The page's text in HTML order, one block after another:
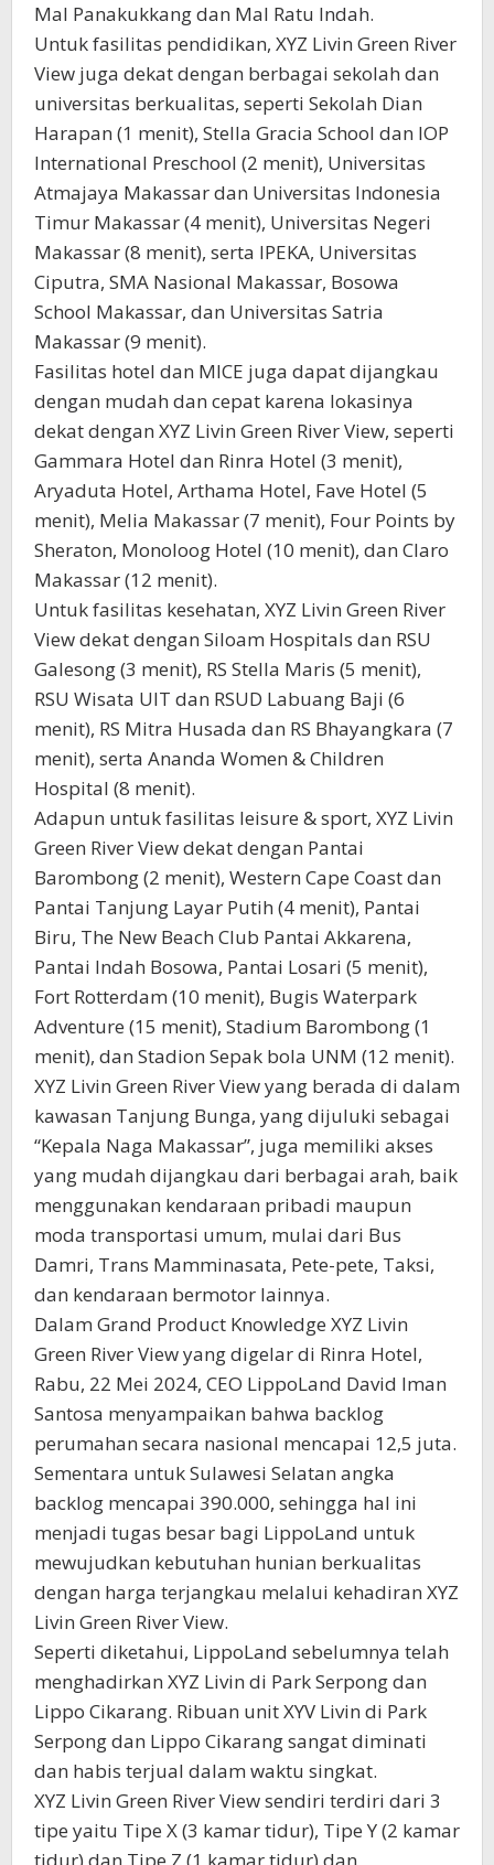
Mal Panakukkang dan Mal Ratu Indah.
Untuk fasilitas pendidikan, XYZ Livin Green River
View juga dekat dengan berbagai sekolah dan
universitas berkualitas, seperti Sekolah Dian
Harapan (1 menit), Stella Gracia School dan IOP
International Preschool (2 menit), Universitas
Atmajaya Makassar dan Universitas Indonesia
Timur Makassar (4 menit), Universitas Negeri
Makassar (8 menit), serta IPEKA, Universitas
Ciputra, SMA Nasional Makassar, Bosowa
School Makassar, dan Universitas Satria
Makassar (9 menit).
Fasilitas hotel dan MICE juga dapat dijangkau
dengan mudah dan cepat karena lokasinya
dekat dengan XYZ Livin Green River View, seperti
Gammara Hotel dan Rinra Hotel (3 menit),
Aryaduta Hotel, Arthama Hotel, Fave Hotel (5
menit), Melia Makassar (7 menit), Four Points by
Sheraton, Monoloog Hotel (10 menit), dan Claro
Makassar (12 menit).
Untuk fasilitas kesehatan, XYZ Livin Green River
View dekat dengan Siloam Hospitals dan RSU
Galesong (3 menit), RS Stella Maris (5 menit),
RSU Wisata UIT dan RSUD Labuang Baji (6
menit), RS Mitra Husada dan RS Bhayangkara (7
menit), serta Ananda Women & Children
Hospital (8 menit).
Adapun untuk fasilitas leisure & sport, XYZ Livin
Green River View dekat dengan Pantai
Barombong (2 menit), Western Cape Coast dan
Pantai Tanjung Layar Putih (4 menit), Pantai
Biru, The New Beach Club Pantai Akkarena,
Pantai Indah Bosowa, Pantai Losari (5 menit),
Fort Rotterdam (10 menit), Bugis Waterpark
Adventure (15 menit), Stadium Barombong (1
menit), dan Stadion Sepak bola UNM (12 menit).
XYZ Livin Green River View yang berada di dalam
kawasan Tanjung Bunga, yang dijuluki sebagai
“Kepala Naga Makassar”, juga memiliki akses
yang mudah dijangkau dari berbagai arah, baik
menggunakan kendaraan pribadi maupun
moda transportasi umum, mulai dari Bus
Damri, Trans Mamminasata, Pete-pete, Taksi,
dan kendaraan bermotor lainnya.
Dalam Grand Product Knowledge XYZ Livin
Green River View yang digelar di Rinra Hotel,
Rabu, 22 Mei 2024, CEO LippoLand David Iman
Santosa menyampaikan bahwa backlog
perumahan secara nasional mencapai 12,5 juta.
Sementara untuk Sulawesi Selatan angka
backlog mencapai 390.000, sehingga hal ini
menjadi tugas besar bagi LippoLand untuk
mewujudkan kebutuhan hunian berkualitas
dengan harga terjangkau melalui kehadiran XYZ
Livin Green River View.
Seperti diketahui, LippoLand sebelumnya telah
menghadirkan XYZ Livin di Park Serpong dan
Lippo Cikarang. Ribuan unit XYV Livin di Park
Serpong dan Lippo Cikarang sangat diminati
dan habis terjual dalam waktu singkat.
XYZ Livin Green River View sendiri terdiri dari 3
tipe yaitu Tipe X (3 kamar tidur), Tipe Y (2 kamar